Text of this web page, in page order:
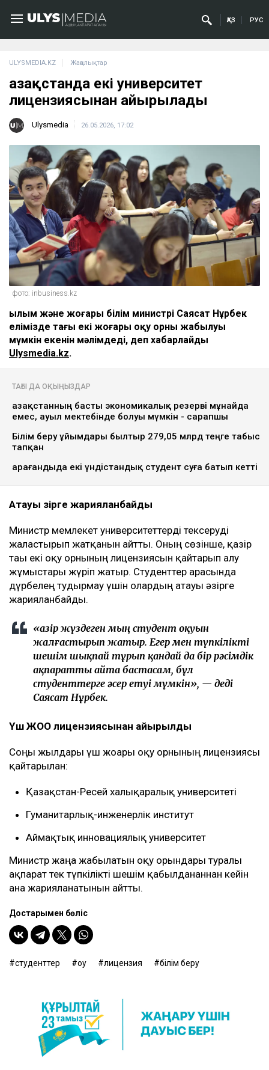
ҚАЗ РУС
ULYSMEDIA.KZ Жаңалықтар
Қазақстанда екі университет
лицензиясынан айырылады
Ulysmedia 26.05.2026, 17:02
фото: inbusiness.kz
Ғылым және жоғары білім министрі Саясат Нұрбек
елімізде тағы екі жоғары оқу орны жабылуы
мүмкін екенін мәлімдеді, деп хабарлайды
Ulysmedia.kz.
ТАҒЫ ДА ОҚЫҢЫЗДАР
Қазақстанның басты экономикалық резерві мұнайда
емес, ауыл мектебінде болуы мүмкін - сарапшы
Білім беру ұйымдары былтыр 279,05 млрд теңге табыс
тапқан
Қарағандыда екі үндістандық студент суға батып кетті
Атауы әзірге жарияланбайды
Министр мемлекет университеттерді тексеруді
жалғастырып жатқанын айтты. Оның сөзінше, қазір
тағы екі оқу орнының лицензиясын қайтарып алу
жұмыстары жүріп жатыр. Студенттер арасында
дүрбелең тудырмау үшін олардың атауы әзірге
жарияланбайды.
«Қазір жүздеген мың студент оқуын
жалғастырып жатыр. Егер мен түпкілікті
шешім шықпай тұрып қандай да бір рәсімдік
ақпаратты айта бастасам, бұл
студенттерге әсер етуі мүмкін», — деді
Саясат Нұрбек.
Үш ЖОО лицензиясынан айырылды
Соңғы жылдары үш жоғары оқу орнының лицензиясы
қайтарылған:
Қазақстан-Ресей халықаралық университеті
Гуманитарлық-инженерлік институт
Аймақтық инновациялық университет
Министр жаңа жабылатын оқу орындары туралы
ақпарат тек түпкілікті шешім қабылданғаннан кейін
ғана жарияланатынын айтты.
Достарыңмен бөліс
студенттер оқу лицензия білім беру